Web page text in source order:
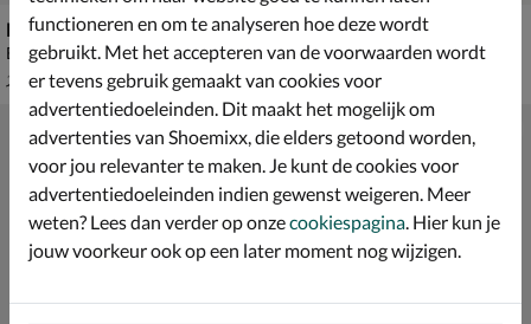
Nelson
Bikerboots - cognac
van € 199,99 voor € 139,99
199,99 139,99
Nelson
Bikerboots - cognac
van € 129,99 voor € 90,99
129,99 90,99
functioneren en om te analyseren hoe deze wordt
gebruikt. Met het accepteren van de voorwaarden wordt
er tevens gebruik gemaakt van cookies voor
advertentiedoeleinden. Dit maakt het mogelijk om
advertenties van Shoemixx, die elders getoond worden,
voor jou relevanter te maken. Je kunt de cookies voor
advertentiedoeleinden indien gewenst weigeren. Meer
weten? Lees dan verder op onzecookiespagina . Hier kun je
jouw voorkeur ook op een later moment nog wijzigen.